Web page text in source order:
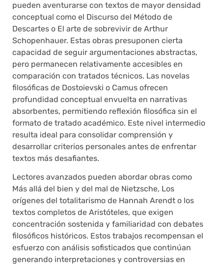
pueden aventurarse con textos de mayor densidad
conceptual como el Discurso del Método de
Descartes o El arte de sobrevivir de Arthur
Schopenhauer. Estas obras presuponen cierta
capacidad de seguir argumentaciones abstractas,
pero permanecen relativamente accesibles en
comparación con tratados técnicos. Las novelas
filosóficas de Dostoievski o Camus ofrecen
profundidad conceptual envuelta en narrativas
absorbentes, permitiendo reflexión filosófica sin el
formato de tratado académico. Este nivel intermedio
resulta ideal para consolidar comprensión y
desarrollar criterios personales antes de enfrentar
textos más desafiantes.
Lectores avanzados pueden abordar obras como
Más allá del bien y del mal de Nietzsche, Los
orígenes del totalitarismo de Hannah Arendt o los
textos completos de Aristóteles, que exigen
concentración sostenida y familiaridad con debates
filosóficos históricos. Estos trabajos recompensan el
esfuerzo con análisis sofisticados que continúan
generando interpretaciones y controversias en